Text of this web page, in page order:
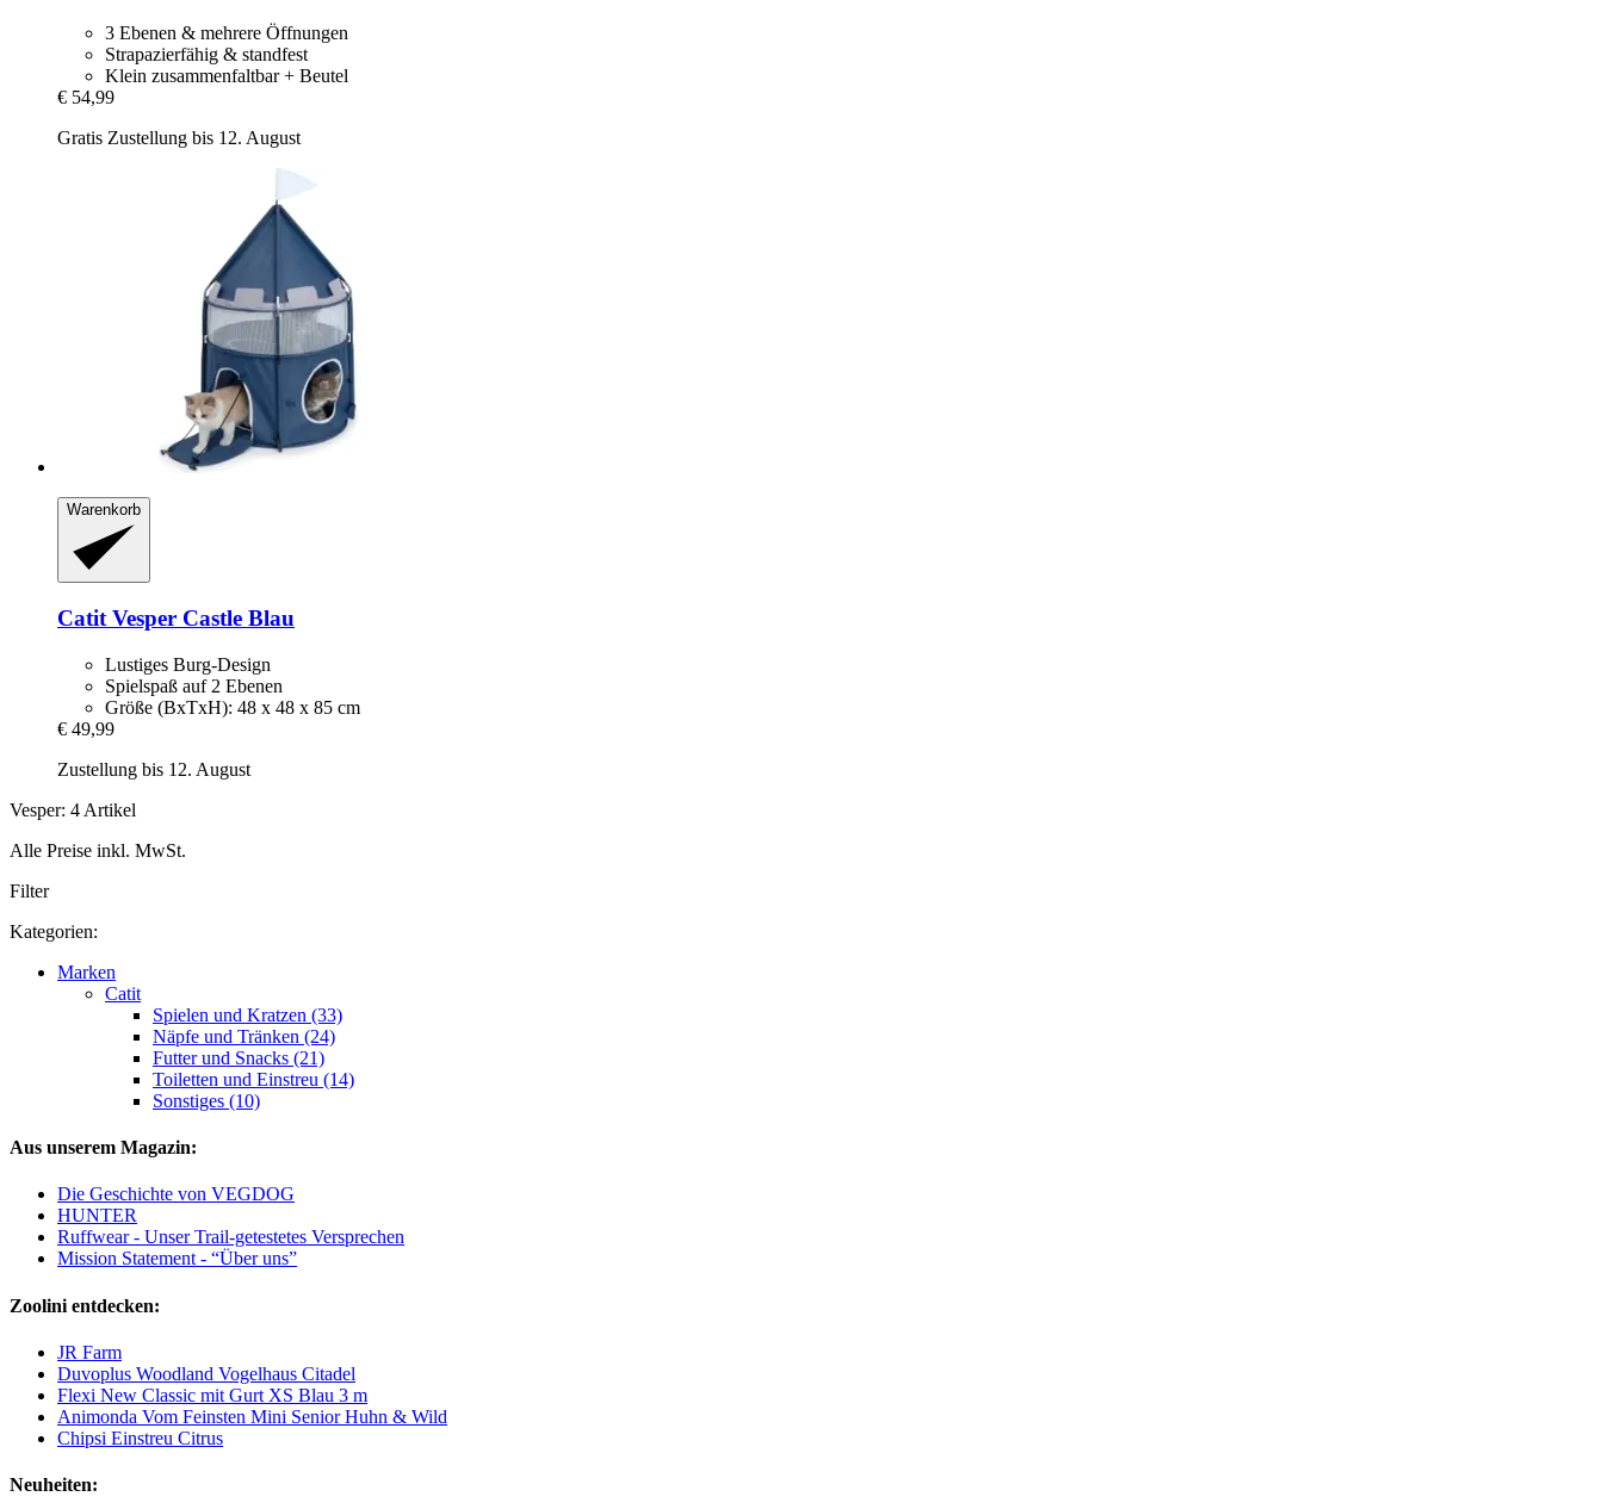
3 Ebenen & mehrere Öffnungen
Strapazierfähig & standfest
Klein zusammenfaltbar + Beutel
€ 54,99
Gratis Zustellung bis 12. August
Warenkorb
Catit Vesper Castle Blau
Lustiges Burg-Design
Spielspaß auf 2 Ebenen
Größe (BxTxH): 48 x 48 x 85 cm
€ 49,99
Zustellung bis 12. August
Vesper: 4 Artikel
Alle Preise inkl. MwSt.
Filter
Kategorien:
Marken
Catit
Spielen und Kratzen (33)
Näpfe und Tränken (24)
Futter und Snacks (21)
Toiletten und Einstreu (14)
Sonstiges (10)
Aus unserem Magazin:
Die Geschichte von VEGDOG
HUNTER
Ruffwear - Unser Trail-getestetes Versprechen
Mission Statement - “Über uns”
Zoolini entdecken:
JR Farm
Duvoplus Woodland Vogelhaus Citadel
Flexi New Classic mit Gurt XS Blau 3 m
Animonda Vom Feinsten Mini Senior Huhn & Wild
Chipsi Einstreu Citrus
Neuheiten: